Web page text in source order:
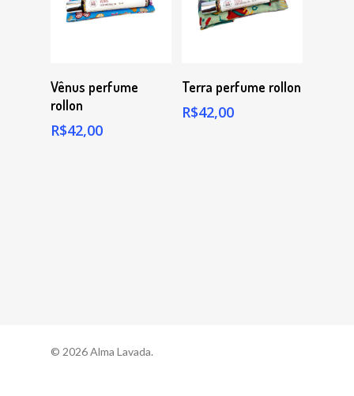
Comprar
Vênus perfume
rollon
R$42,00
Comprar
Terra perfume rollon
R$42,00
© 2026 Alma Lavada.